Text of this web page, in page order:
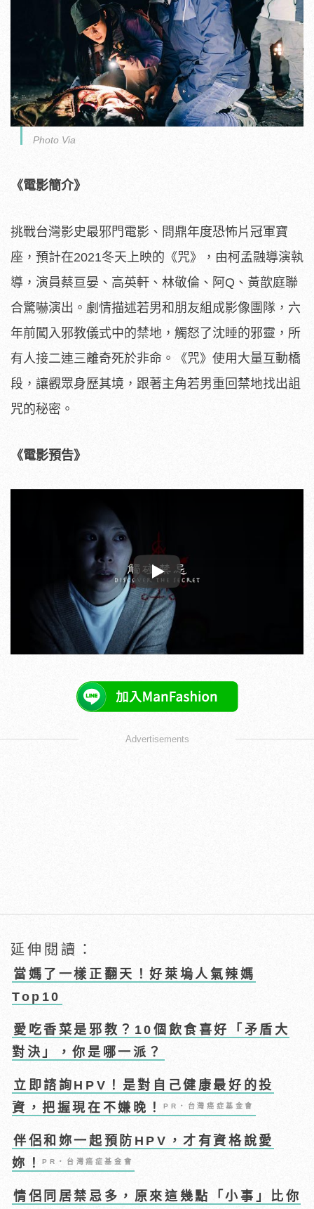
Photo Via
《電影簡介》
挑戰台灣影史最邪門電影、問鼎年度恐怖片冠軍寶
座，預計在2021冬天上映的《咒》，由柯孟融導演執
導，演員蔡亘晏、高英軒、 林敬倫、阿Q、黃歆庭聯
合驚嚇演出。 劇情描述若男和朋友組成影像團隊，六
年前闖入邪教儀式中的禁地， 觸怒了沈睡的邪靈，所
有人接二連三離奇死於非命。《咒》 使用大量互動橋
段，讓觀眾身歷其境， 跟著主角若男重回禁地找出詛
咒的秘密。
《電影預告》
Play
Advertisements
延伸閱讀：
當媽了一樣正翻天！好萊塢人氣辣媽
Top10
愛吃香菜是邪教？10個飲食喜好「矛盾大
對決」，你是哪一派？
立即諮詢HPV！是對自己健康最好的投
資，把握現在不嫌晚！PR・台灣癌症基金會
伴侶和妳一起預防HPV，才有資格說愛
妳！PR・台灣癌症基金會
情侶同居禁忌多，原來這幾點「小事」比你